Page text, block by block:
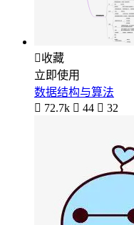
收藏
立即使用
数据结构与算法
 72.7k  44  32